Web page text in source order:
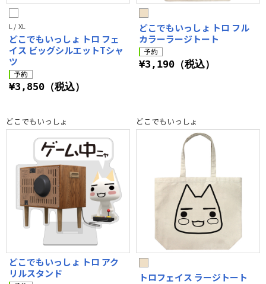
L / XL
どこでもいっしょ トロ フェ
イス ビッグシルエットTシャ
ツ
¥3,850（税込）
どこでもいっしょ トロ フル
カラーラージトート
¥3,190（税込）
どこでもいっしょ
どこでもいっしょ トロ アク
リルスタンド
どこでもいっしょ
トロフェイス ラージトート